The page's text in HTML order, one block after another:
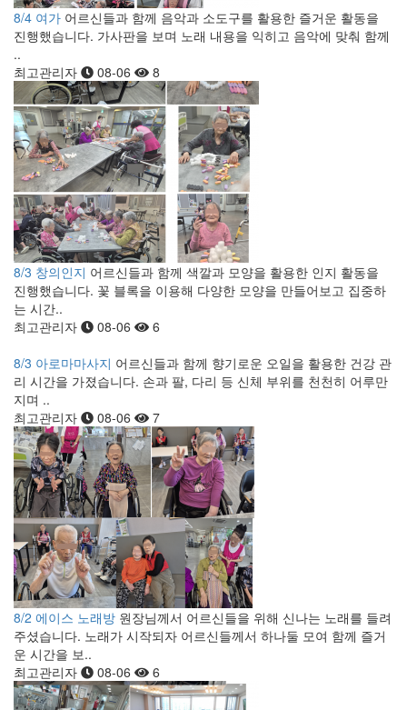
8/4 여가 어르신들과 함께 음악과 소도구를 활용한 즐거운 활동을
진행했습니다. 가사판을 보며 노래 내용을 익히고 음악에 맞춰 함께
..
최고관리자
08-06 8
8/3 창의인지 어르신들과 함께 색깔과 모양을 활용한 인지 활동을
진행했습니다. 꽃 블록을 이용해 다양한 모양을 만들어보고 집중하
는 시간..
최고관리자
08-06
6
8/3 아로마마사지 어르신들과 함께 향기로운 오일을 활용한 건강 관
리 시간을 가졌습니다. 손과 팔, 다리 등 신체 부위를 천천히 어루만
지며 ..
최고관리자
08-06 7
8/2 에이스 노래방 원장님께서 어르신들을 위해 신나는 노래를 들려
주셨습니다. 노래가 시작되자 어르신들께서 하나둘 모여 함께 즐거
운 시간을 보..
최고관리자
08-06 6